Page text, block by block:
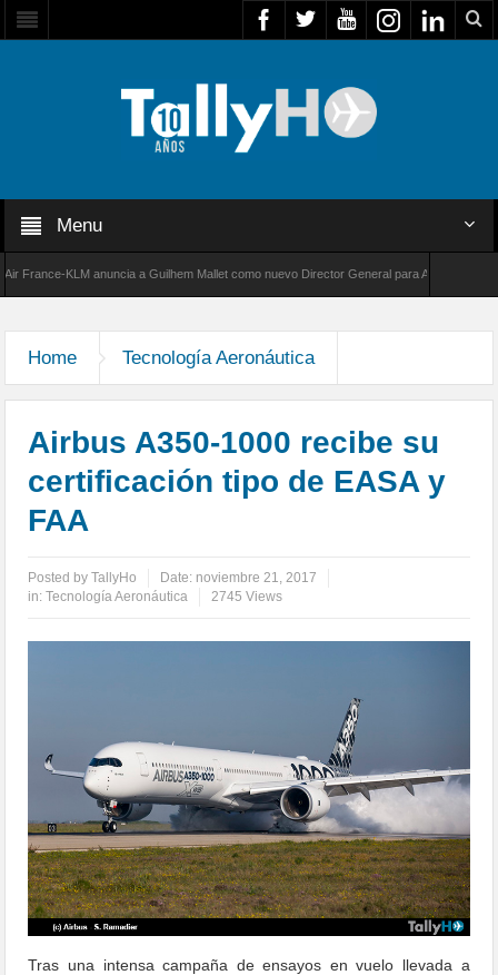
Menu
KLM anuncia a Guilhem Mallet como nuevo Director General para América Latina
Home Tecnología Aeronáutica
Airbus A350-1000 recibe su
certificación tipo de EASA y
FAA
Posted byTallyHo Date: noviembre 21, 2017
in:Tecnología Aeronáutica 2745 Views
Tras una intensa campaña de ensayos en vuelo llevada a